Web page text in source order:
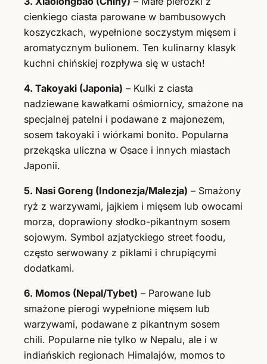
cienkiego ciasta parowane w bambusowych
koszyczkach, wypełnione soczystym mięsem i
aromatycznym bulionem. Ten kulinarny klasyk
kuchni chińskiej rozpływa się w ustach!
4. Takoyaki (Japonia) – Kulki z ciasta
nadziewane kawałkami ośmiornicy, smażone na
specjalnej patelni i podawane z majonezem,
sosem takoyaki i wiórkami bonito. Popularna
przekąska uliczna w Osace i innych miastach
Japonii.
5. Nasi Goreng (Indonezja/Malezja) – Smażony
ryż z warzywami, jajkiem i mięsem lub owocami
morza, doprawiony słodko-pikantnym sosem
sojowym. Symbol azjatyckiego street foodu,
często serwowany z piklami i chrupiącymi
dodatkami.
6. Momos (Nepal/Tybet) – Parowane lub
smażone pierogi wypełnione mięsem lub
warzywami, podawane z pikantnym sosem
chili. Popularne nie tylko w Nepalu, ale i w
indiańskich regionach Himalajów, momos to